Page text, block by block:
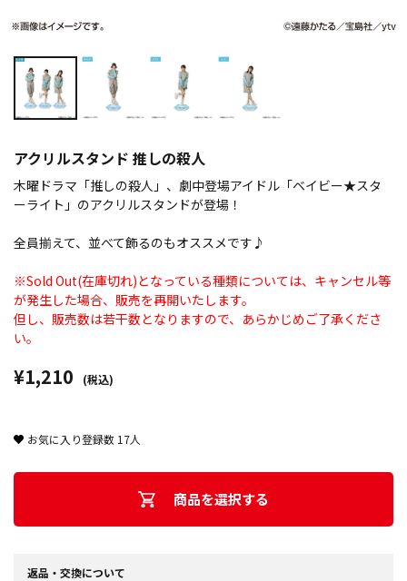
アクリルスタンド 推しの殺人
木曜ドラマ「推しの殺人」、劇中登場アイドル「ベイビー★スタ
ーライト」のアクリルスタンドが登場！
全員揃えて、並べて飾るのもオススメです♪
※Sold Out(在庫切れ)となっている種類については、キャンセル等
が発生した場合、販売を再開いたします。
但し、販売数は若干数となりますので、あらかじめご了承くださ
い。
¥1,210 (税込)
お気に入り登録数 17人
商品を選択する
返品・交換について